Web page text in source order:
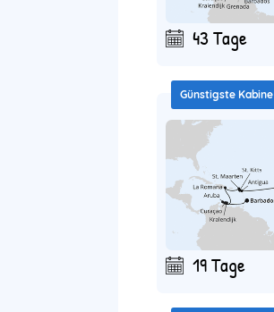
43 Tage
Günstigste Kabine
19 Tage